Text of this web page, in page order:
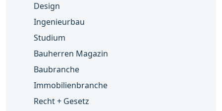
Design
Ingenieurbau
Studium
Bauherren Magazin
Baubranche
Immobilienbranche
Recht + Gesetz